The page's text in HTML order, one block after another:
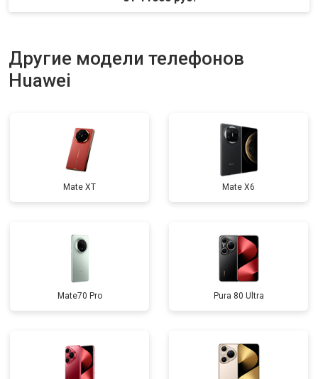
Другие модели телефонов
Huawei
Mate XT Mate X6
Mate70 Pro Pura 80 Ultra